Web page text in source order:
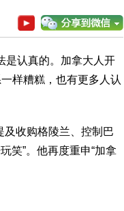
是认真的。加拿大人开
样糟糕，也有更多人认
及收购格陵兰、控制巴
笑”。他再度重申“加拿